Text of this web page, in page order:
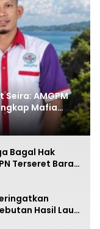
AMGPM
Mafia
Bagal Hak
Terseret Bara
Hasil Laut